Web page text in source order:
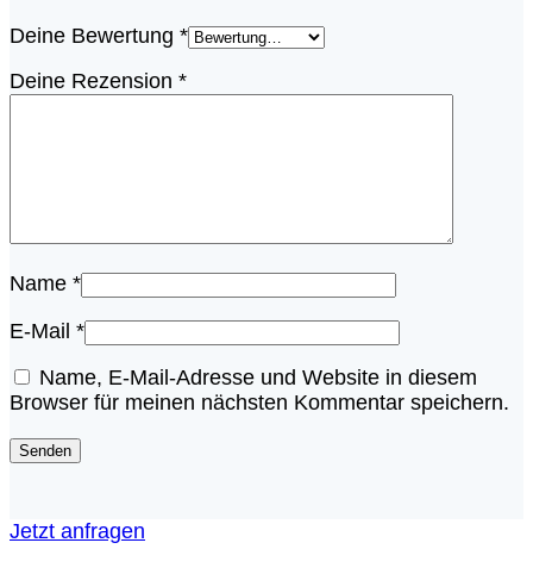
Deine Bewertung *
Deine Rezension *
Name *
E-Mail *
Name, E-Mail-Adresse und Website in diesem
Browser für meinen nächsten Kommentar speichern.
Jetzt anfragen